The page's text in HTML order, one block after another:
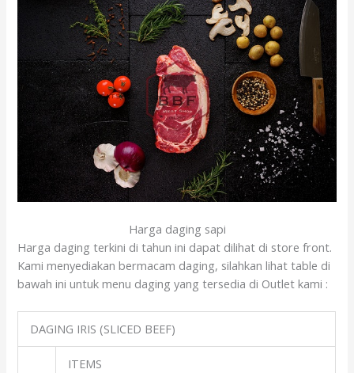
Harga daging sapi
Harga daging terkini di tahun ini dapat dilihat di store front.
Kami menyediakan bermacam daging, silahkan lihat table di
bawah ini untuk menu daging yang tersedia di Outlet kami :
DAGING IRIS (SLICED BEEF)
ITEMS